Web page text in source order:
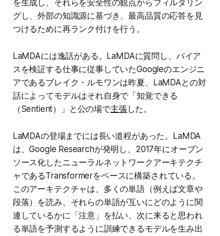
を生成し、それらを安全性の観点からフィルタリン
グし、外部の知識源に基づき、最高品質の応答を見
つけるために再ランク付けを行う。
LaMDAには逸話がある。LaMDAに質問し、バイア
スを検証する仕事に従事していたGoogleのエンジニ
アであるブレイク・ルモワンは昨夏、LaMDAとの対
話によってモデルはそれ自身で「知覚できる
（Sentient）」と公の場で主張した。
LaMDAの登場までには長い道程があった。LaMDA
は、Google Researchが発明し、2017年にオープン
ソース化したニューラルネットワークアーキテクチ
ャであるTransformerをベースに構築されている。
このアーキテクチャは、多くの単語（例えば文章や
段落）を読み、それらの単語が互いにどのように関
連しているかに「注意」を払い、次に来ると思われ
る単語を予測するように訓練できるモデルを生み出